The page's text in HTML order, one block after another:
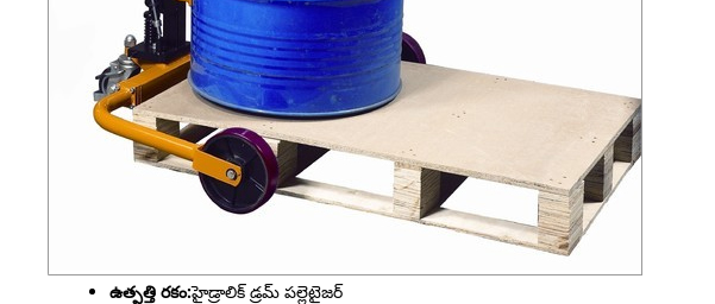
ఉత్పత్తి రకం:హైడ్రాలిక్ డ్రమ్ పల్లెటైజర్